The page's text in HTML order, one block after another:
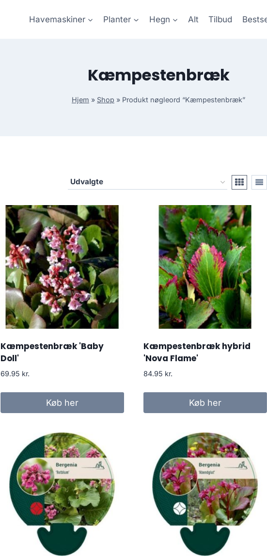
Havemaskiner Planter Hegn Alt Tilbud
Kæmpestenbræk
Hjem » Shop » Produkt nøgleord “Kæmpestenbræk”
Kæmpestenbræk 'Baby
Doll'
69.95 kr.
Køb her
Kæmpestenbræk hybrid
'Nova Flame'
84.95 kr.
Køb her